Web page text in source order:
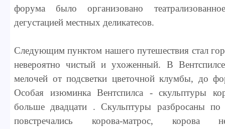
форума было организовано
дегустацией местных деликатесов.
Следующим пунктом нашего путешествия стал
невероятно чистый и ухоженный. В
мелочей от подсветки цветочной клумбы, до
Особая изюминка Вентспилса - скульптуры
больше двадцати . Скульптуры разбросаны
повстречались корова-матрос, корова